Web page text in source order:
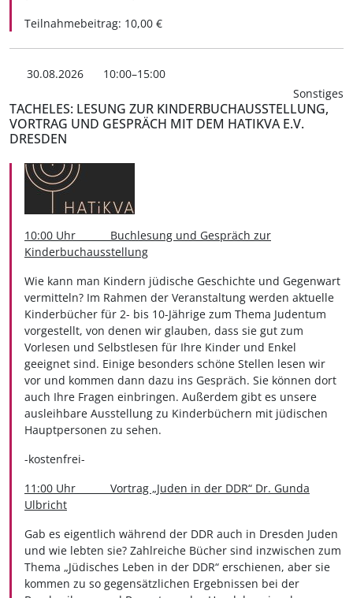
Teilnahmebeitrag: 10,00 €
30.08.2026
10:00–15:00
Sonstiges
TACHELES: LESUNG ZUR KINDERBUCHAUSSTELLUNG,
VORTRAG UND GESPRÄCH MIT DEM HATIKVA E.V.
DRESDEN
10:00 Uhr Buchlesung und Gespräch zur
Kinderbuchausstellung
Wie kann man Kindern jüdische Geschichte und Gegenwart
vermitteln? Im Rahmen der Veranstaltung werden aktuelle
Kinderbücher für 2- bis 10-Jährige zum Thema Judentum
vorgestellt, von denen wir glauben, dass sie gut zum
Vorlesen und Selbstlesen für Ihre Kinder und Enkel
geeignet sind. Einige besonders schöne Stellen lesen wir
vor und kommen dann dazu ins Gespräch. Sie können dort
auch Ihre Fragen einbringen. Außerdem gibt es unsere
ausleihbare Ausstellung zu Kinderbüchern mit jüdischen
Hauptpersonen zu sehen.
-kostenfrei-
11:00 Uhr Vortrag „Juden in der DDR“ Dr. Gunda
Ulbricht
Gab es eigentlich während der DDR auch in Dresden Juden
und wie lebten sie? Zahlreiche Bücher sind inzwischen zum
Thema „Jüdisches Leben in der DDR“ erschienen, aber sie
kommen zu so gegensätzlichen Ergebnissen bei der